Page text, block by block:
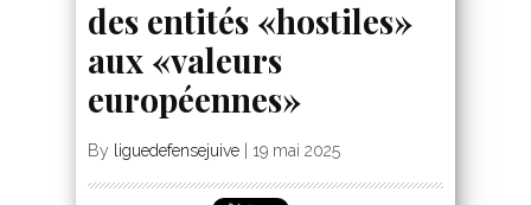
des entités «hostiles»
aux «valeurs
européennes»
By liguedefensejuive 19 mai 2025